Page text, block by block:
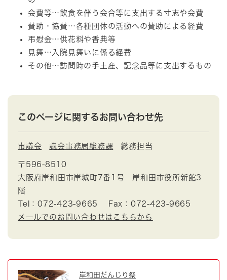
会費等…飲食を伴う会合等に支出する寸志や会費
賛助・協賛…各種団体の活動への賛助による経費
弔慰金…供花料や香典等
見舞…入院見舞いに係る経費
その他…訪問時の手土産、記念品等に支出するもの
このページに関するお問い合わせ先
市議会 議会事務局総務課 総務担当
〒596-8510
大阪府岸和田市岸城町7番1号 岸和田市役所新館3
階
Tel：072-423-9665
Fax：072-423-9665
メールでのお問い合わせはこちらから
岸和田だんじり祭